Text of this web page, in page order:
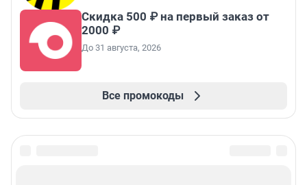
Скидка 500 ₽ на первый заказ от
2000 ₽
До 31 августа, 2026
Все промокоды